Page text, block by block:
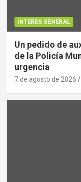
INTERES GENERAL
Un pedido de
de la Policía
urgencia
7 de agosto de 2026